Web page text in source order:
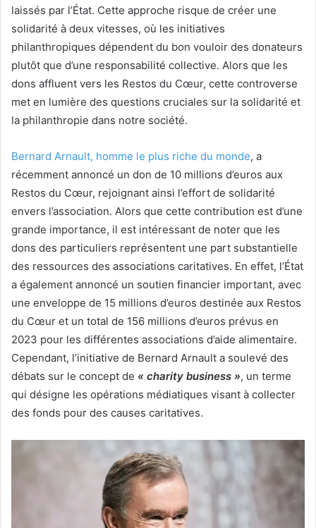
laissés par l’État. Cette approche risque de créer une
solidarité à deux vitesses, où les initiatives
philanthropiques dépendent du bon vouloir des donateurs
plutôt que d’une responsabilité collective. Alors que les
dons affluent vers les Restos du Cœur, cette controverse
met en lumière des questions cruciales sur la solidarité et
la philanthropie dans notre société.
Bernard Arnault, homme le plus riche du monde, a
récemment annoncé un don de 10 millions d’euros aux
Restos du Cœur, rejoignant ainsi l’effort de solidarité
envers l’association. Alors que cette contribution est d’une
grande importance, il est intéressant de noter que les
dons des particuliers représentent une part substantielle
des ressources des associations caritatives. En effet, l’État
a également annoncé un soutien financier important, avec
une enveloppe de 15 millions d’euros destinée aux Restos
du Cœur et un total de 156 millions d’euros prévus en
2023 pour les différentes associations d’aide alimentaire.
Cependant, l’initiative de Bernard Arnault a soulevé des
débats sur le concept de « charity business », un terme
qui désigne les opérations médiatiques visant à collecter
des fonds pour des causes caritatives.